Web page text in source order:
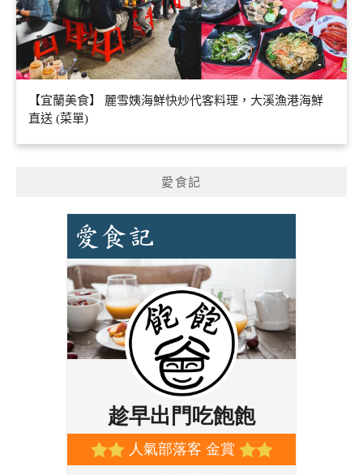
【宜蘭美食】 麗雪姨海鮮快炒代客料理，大溪漁港海鮮
直送 (菜單)
愛食記